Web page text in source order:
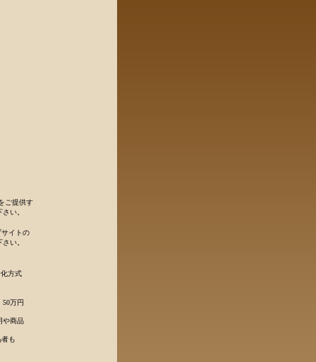
ご提供す
い。
イトの
い。
方式
50万円
や商品
も